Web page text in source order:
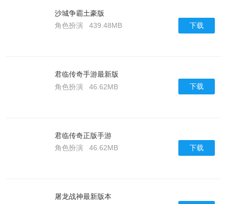
沙城争霸土豪版
角色扮演
439.48MB 下载
君临传奇手游最新版
角色扮演
46.62MB 下载
君临传奇正版手游
角色扮演
46.62MB 下载
屠龙战神最新版本